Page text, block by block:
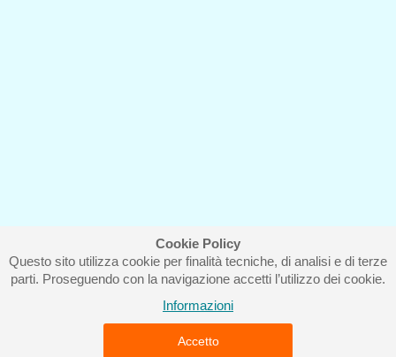
Cookie Policy
Questo sito utilizza cookie per finalità tecniche, di analisi e di terze
parti. Proseguendo con la navigazione accetti l’utilizzo dei cookie.
Informazioni
Accetto
Iscriviti alla nostra newsletter
Piccolo Mondo di Ferri Roberta - Via Carlo Pisacane 9/11 57025